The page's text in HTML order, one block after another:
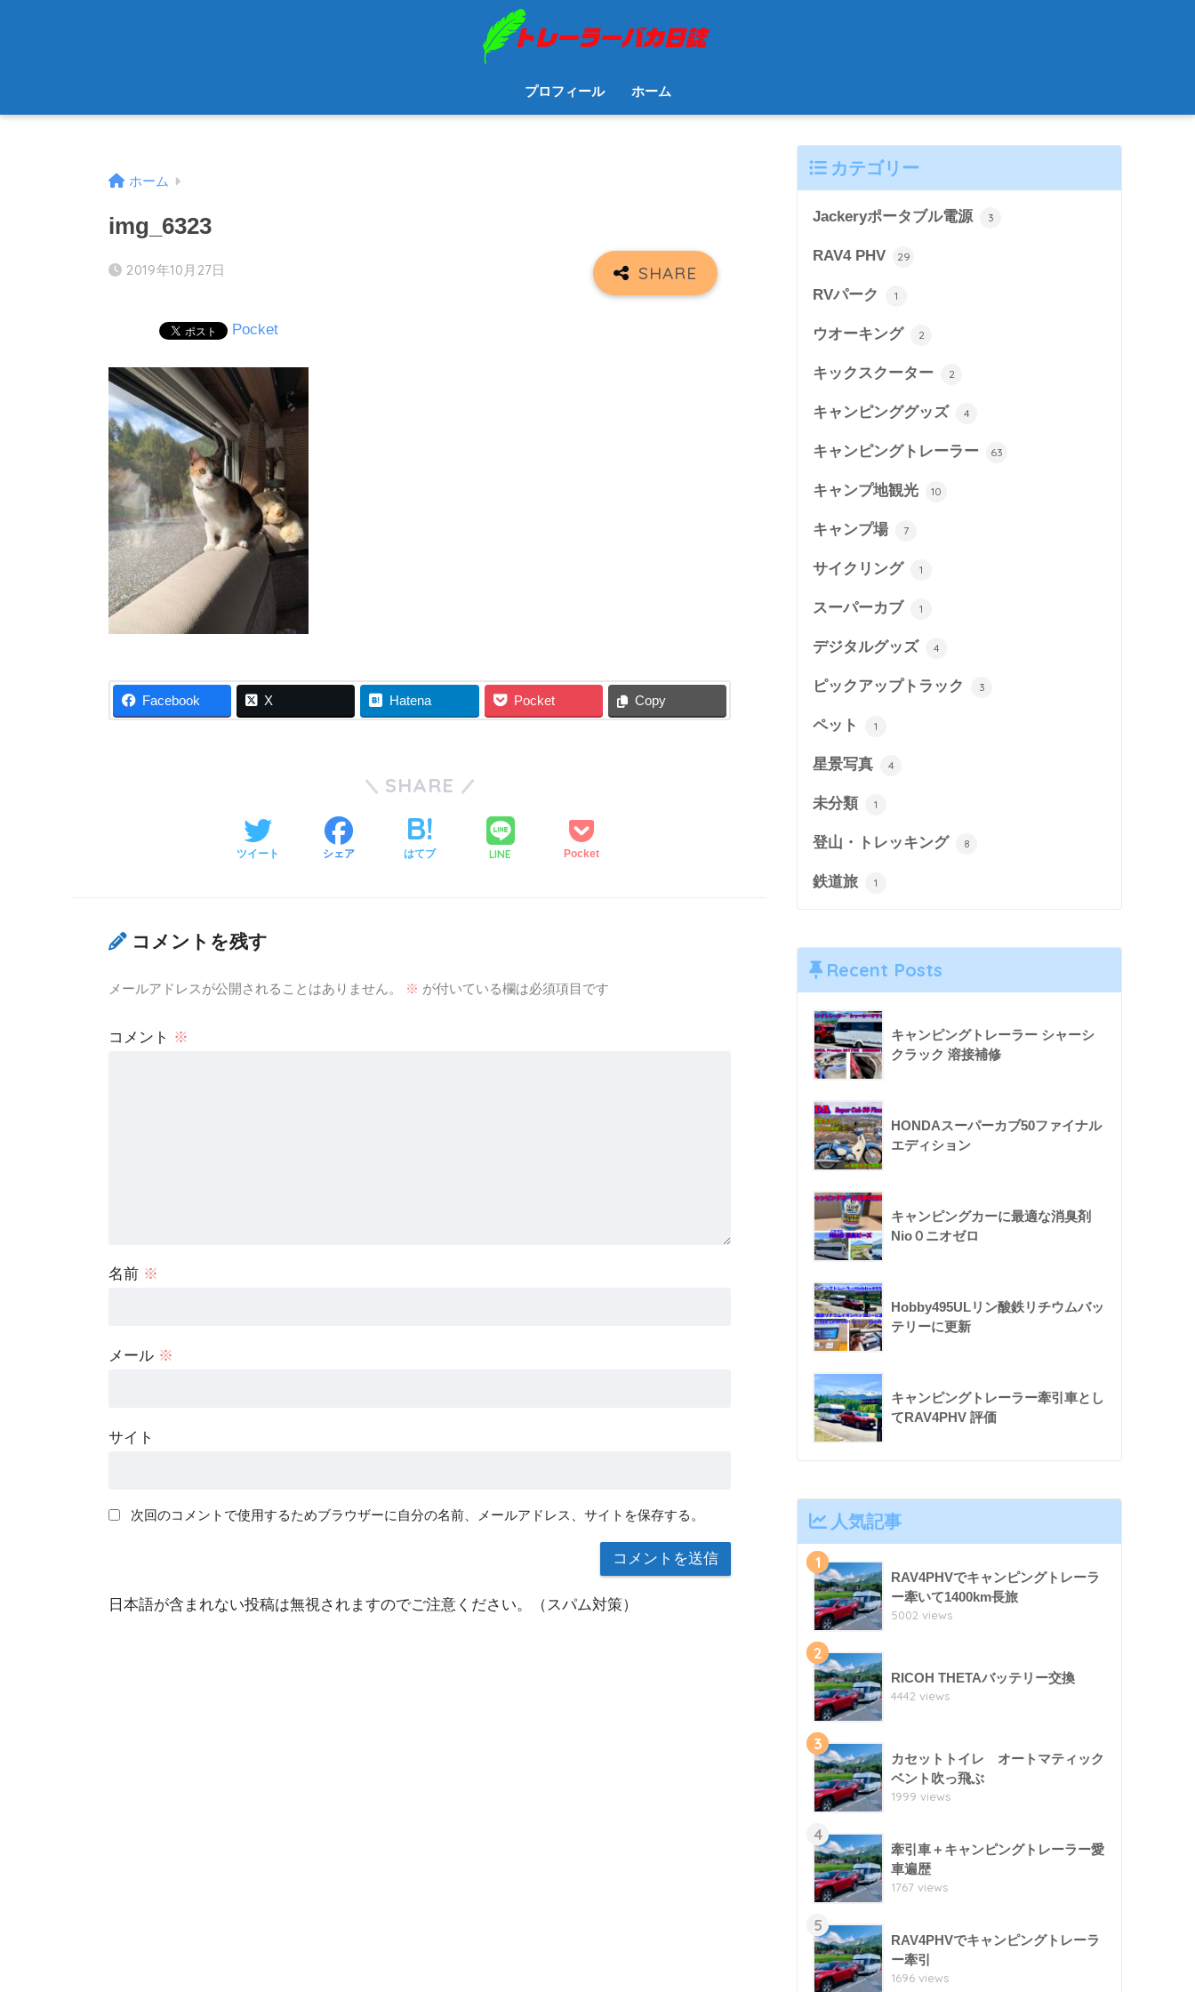
プロフィール ホーム
ホーム
img_6323
2019年10月27日
Pocket
Facebook X Hatena Pocket Copy
SHARE
ツイート シェア はてブ LINE Pocket
コメントを残す
メールアドレスが公開されることはありません。 ※ が付いている欄は必須項目です
コメント ※
名前 ※
メール ※
サイト
次回のコメントで使用するためブラウザーに自分の名前、メールアドレス、サイトを保存する。
日本語が含まれない投稿は無視されますのでご注意ください。（スパム対策）
カテゴリー
Jackeryポータブル電源 3
RAV4 PHV 29
RVパーク 1
ウオーキング 2
キックスクーター 2
キャンピンググッズ 4
キャンピングトレーラー 63
キャンプ地観光 10
キャンプ場 7
サイクリング 1
スーパーカブ 1
デジタルグッズ 4
ピックアップトラック 3
ペット 1
星景写真 4
未分類 1
登山・トレッキング 8
鉄道旅 1
Recent Posts
キャンピングトレーラー シャーシ
クラック 溶接補修
HONDAスーパーカブ50ファイナル
エディション
キャンピングカーに最適な消臭剤
Nio０ニオゼロ
Hobby495ULリン酸鉄リチウムバッ
テリーに更新
キャンピングトレーラー牽引車とし
てRAV4PHV 評価
人気記事
1
RAV4PHVでキャンピングトレーラ
ー牽いて1400km長旅
5002 views
2
RICOH THETAバッテリー交換
4442 views
3
カセットトイレ オートマティック
ベント吹っ飛ぶ
1999 views
4
牽引車＋キャンピングトレーラー愛
車遍歴
1767 views
5
RAV4PHVでキャンピングトレーラ
ー牽引
1696 views